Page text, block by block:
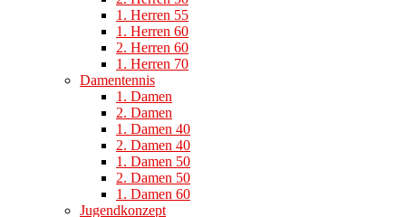
1. Herren 55
1. Herren 60
2. Herren 60
1. Herren 70
Damentennis
1. Damen
2. Damen
1. Damen 40
2. Damen 40
1. Damen 50
2. Damen 50
1. Damen 60
Jugendkonzept